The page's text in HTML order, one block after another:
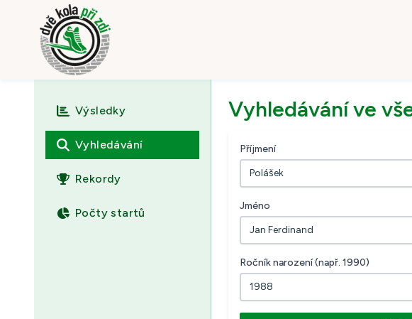
Výsledky
Vyhledávání
Rekordy
Počty startů
Vyhledávání ve
Příjmení
Jméno
Ročník narození (např. 1990)